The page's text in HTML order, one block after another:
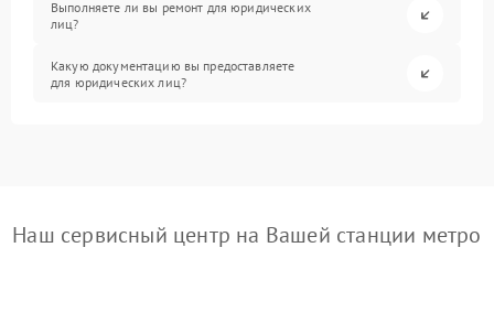
Выполняете ли вы ремонт для юридических
лиц?
Какую документацию вы предоставляете
для юридических лиц?
Наш сервисный центр на Вашей станции метро